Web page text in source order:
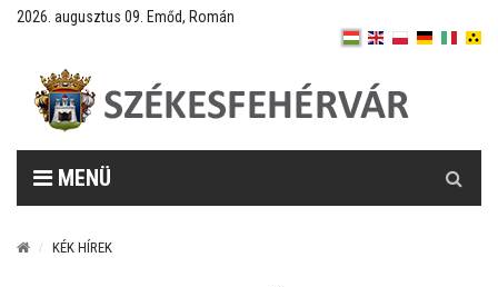
2026. augusztus 09. Emőd, Román
MENÜ
KÉK HÍREK